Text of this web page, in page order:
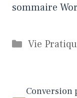
sommaire
Catégories
Vie
Conversion